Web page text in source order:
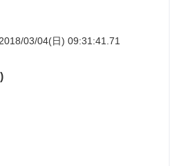
2018/03/04(日) 09:31:41.71